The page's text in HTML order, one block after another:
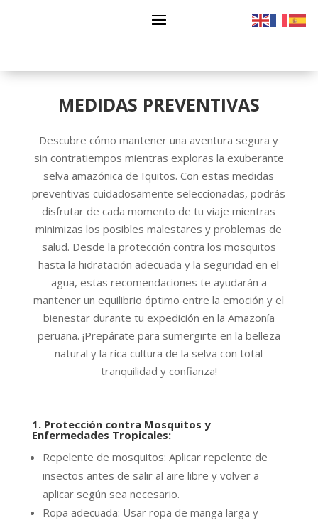
MEDIDAS PREVENTIVAS
Descubre cómo mantener una aventura segura y
sin contratiempos mientras exploras la exuberante
selva amazónica de Iquitos. Con estas medidas
preventivas cuidadosamente seleccionadas, podrás
disfrutar de cada momento de tu viaje mientras
minimizas los posibles malestares y problemas de
salud. Desde la protección contra los mosquitos
hasta la hidratación adecuada y la seguridad en el
agua, estas recomendaciones te ayudarán a
mantener un equilibrio óptimo entre la emoción y el
bienestar durante tu expedición en la Amazonía
peruana. ¡Prepárate para sumergirte en la belleza
natural y la rica cultura de la selva con total
tranquilidad y confianza!
1. Protección contra Mosquitos y
Enfermedades Tropicales:
Repelente de mosquitos: Aplicar repelente de
insectos antes de salir al aire libre y volver a
aplicar según sea necesario.
Ropa adecuada: Usar ropa de manga larga y